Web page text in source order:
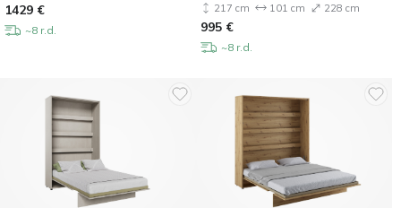
1429 €
~8 r.d.
217 cm 101 cm 228 cm
995 €
~8 r.d.